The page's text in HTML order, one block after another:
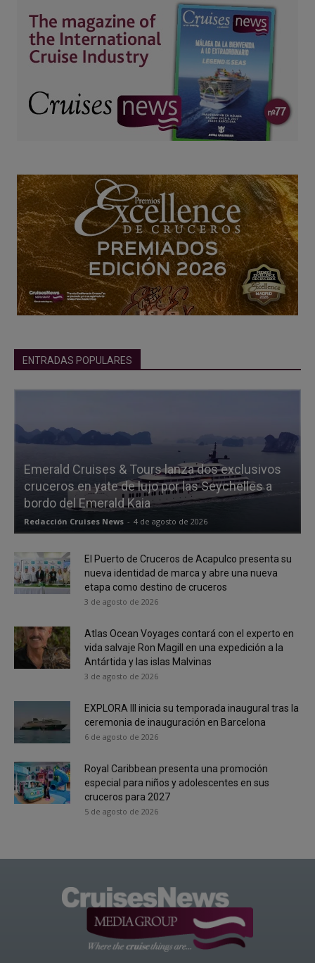
ENTRADAS POPULARES
Emerald Cruises & Tours lanza dos exclusivos
cruceros en yate de lujo por las Seychelles a
bordo del Emerald Kaia
Redacción Cruises News - 4 de agosto de 2026
El Puerto de Cruceros de Acapulco presenta su
nueva identidad de marca y abre una nueva
etapa como destino de cruceros
3 de agosto de 2026
Atlas Ocean Voyages contará con el experto en
vida salvaje Ron Magill en una expedición a la
Antártida y las islas Malvinas
3 de agosto de 2026
EXPLORA III inicia su temporada inaugural tras la
ceremonia de inauguración en Barcelona
6 de agosto de 2026
Royal Caribbean presenta una promoción
especial para niños y adolescentes en sus
cruceros para 2027
5 de agosto de 2026